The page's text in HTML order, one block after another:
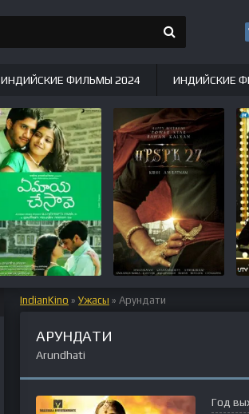
IndianKino » Ужасы » Арундати
АРУНДАТИ
Arundhati
Год
ИНДИЙСКИЕ ФИЛЬМЫ 2024 ИНДИЙСКИЕ